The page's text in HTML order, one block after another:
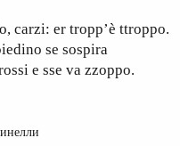
carzi: er tropp’è ttroppo.
se sospira
e sse va zzoppo.